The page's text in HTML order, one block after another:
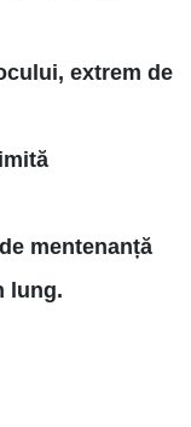
extrem de
mentenanță
lung.